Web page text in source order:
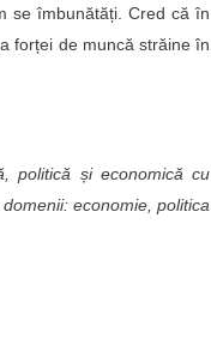
se îmbunătăți. Cred că în
forței de muncă străine în
politică și economică cu
economie, politica